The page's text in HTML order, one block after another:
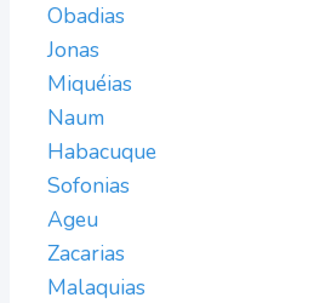
Obadias
Jonas
Miquéias
Naum
Habacuque
Sofonias
Ageu
Zacarias
Malaquias